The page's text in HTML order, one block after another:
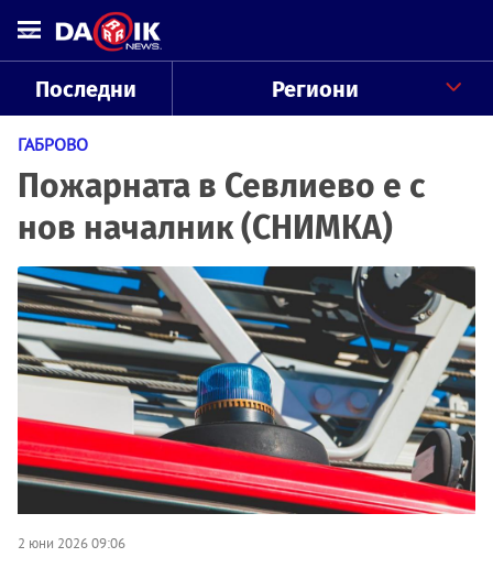
Последни Региони
ГАБРОВО
Пожарната в Севлиево е с
нов началник (СНИМКА)
2 юни 2026 09:06